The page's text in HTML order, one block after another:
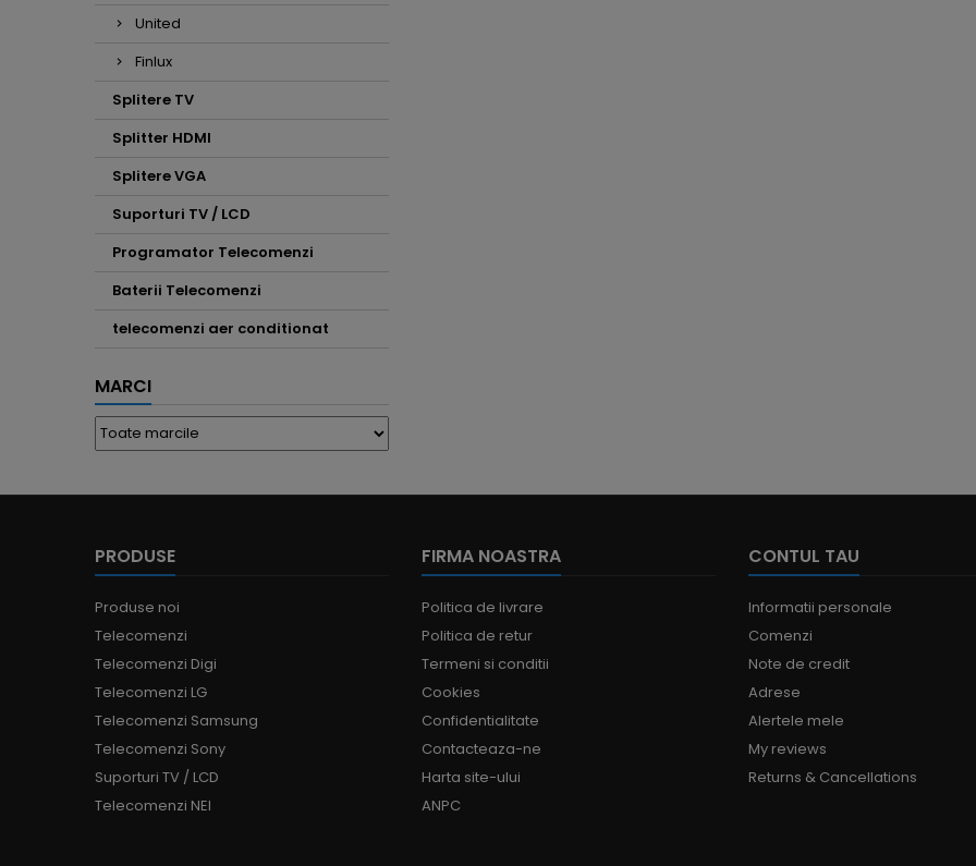
United
Finlux
Splitere TV
Splitter HDMI
Splitere VGA
Suporturi TV / LCD
Programator Telecomenzi
Baterii Telecomenzi
telecomenzi aer conditionat
MARCI
PRODUSE
Produse noi
Telecomenzi
Telecomenzi Digi
Telecomenzi LG
Telecomenzi Samsung
Telecomenzi Sony
Suporturi TV / LCD
Telecomenzi NEI
FIRMA NOASTRA
Politica de livrare
Politica de retur
Termeni si conditii
Cookies
Confidentialitate
Contacteaza-ne
Harta site-ului
ANPC
CONTUL TAU
Informatii personale
Comenzi
Note de credit
Adrese
Alertele mele
My reviews
Returns & Cancellations